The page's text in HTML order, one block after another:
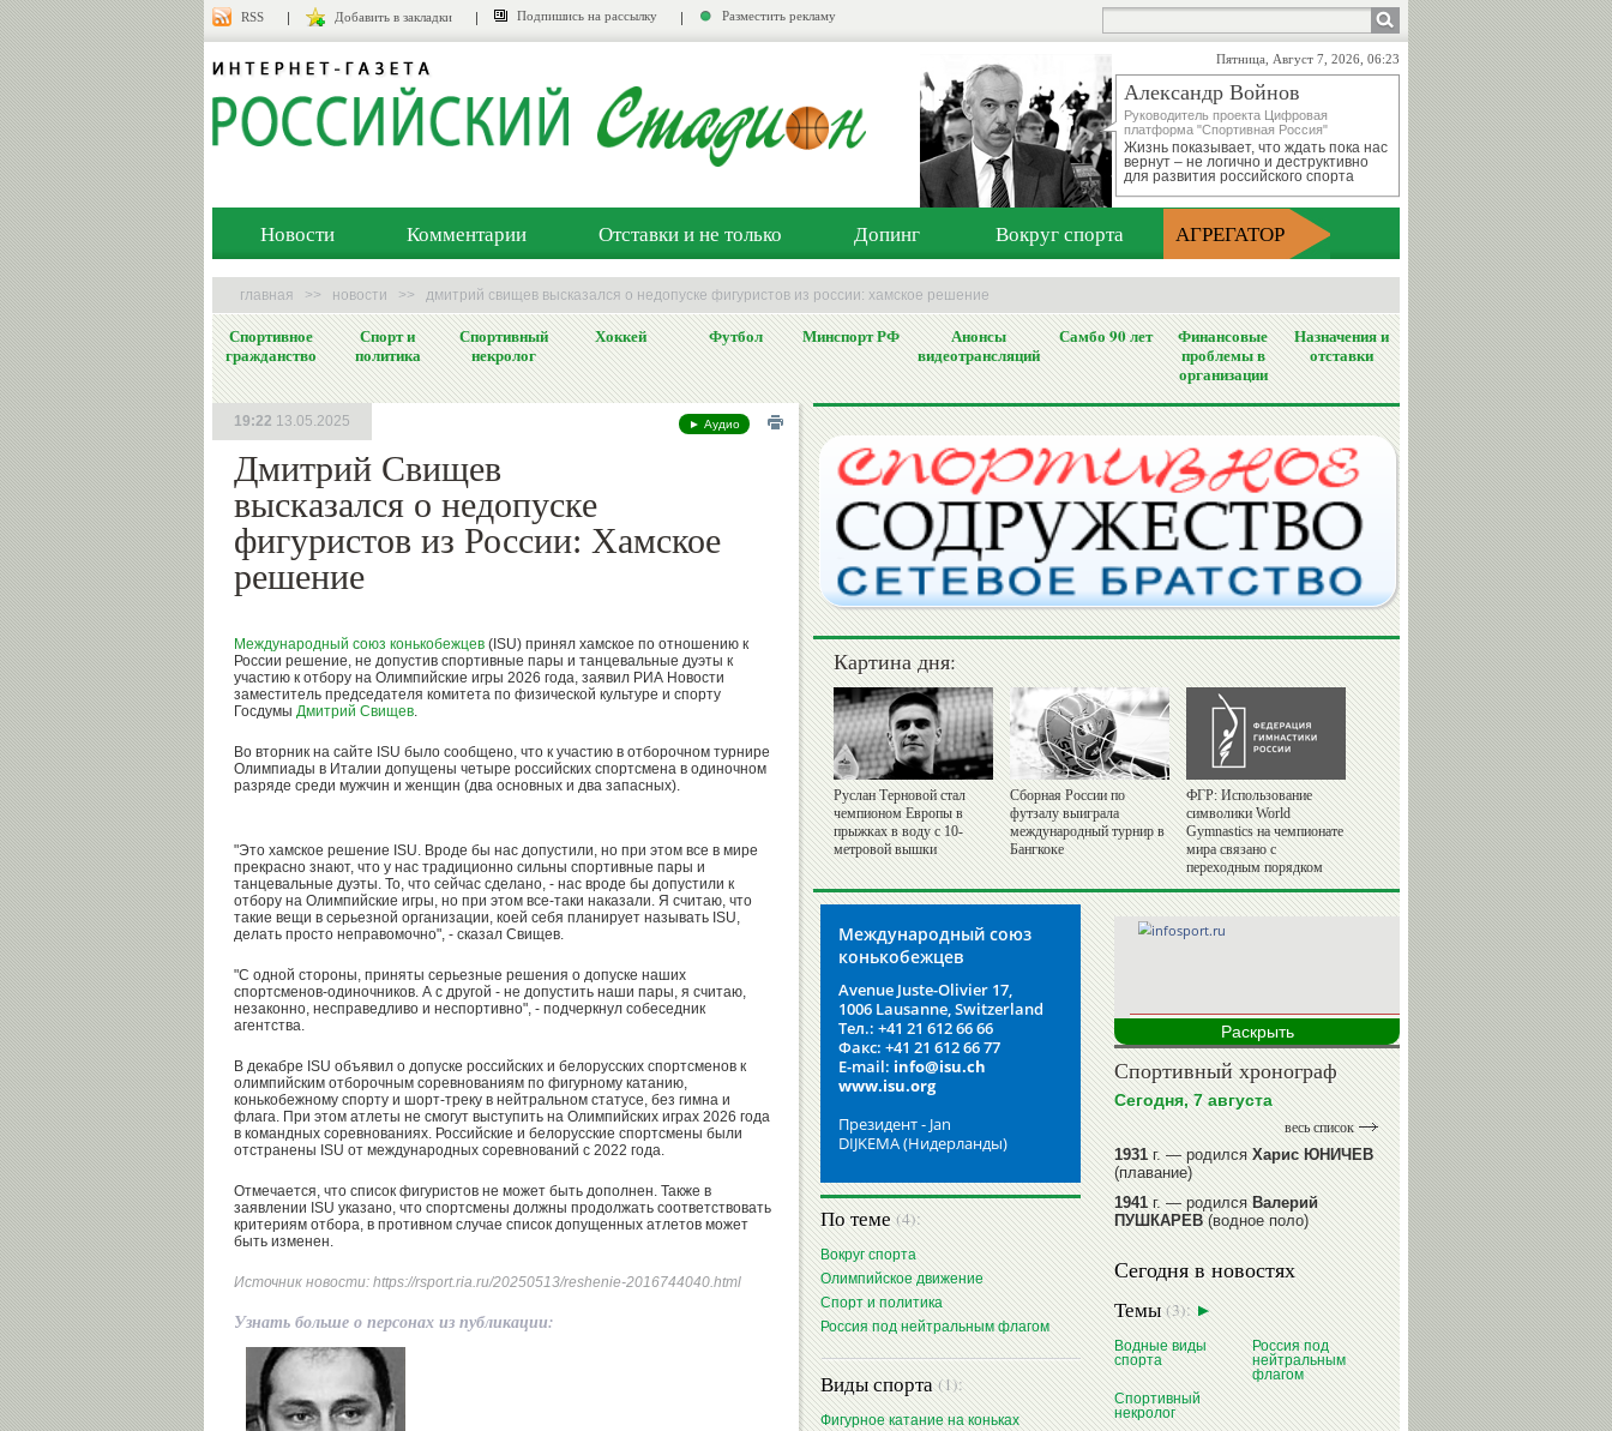
RSS Добавить в закладки Подпишись на рассылку Разместить рекламу
Пятница, Август 7, 2026, 06:23
Александр Войнов
Руководитель проекта Цифровая
платформа "Спортивная Россия"
Жизнь показывает, что ждать пока нас
вернут – не логично и деструктивно
для развития российского спорта
Новости Комментарии Отставки и не только Допинг Вокруг спорта АГРЕГАТОР
главная >> новости >> дмитрий свищев высказался о недопуске фигуристов из россии: хамское решение
Спортивное
гражданство
Спорт и
политика
Спортивный
некролог
Хоккей Футбол Минспорт РФ
Анонсы
видеотрансляций
Самбо 90 лет
Финансовые
проблемы в
организации
Назначения и
отставки
► Аудио
Дмитрий Свищев
высказался о недопуске
фигуристов из России: Хамское
решение
19:22 13.05.2025
Международный союз конькобежцев (ISU) принял хамское по отношению к
России решение, не допустив спортивные пары и танцевальные дуэты к
участию к отбору на Олимпийские игры 2026 года, заявил РИА Новости
заместитель председателя комитета по физической культуре и спорту
Госдумы Дмитрий Свищев.
Во вторник на сайте ISU было сообщено, что к участию в отборочном турнире
Олимпиады в Италии допущены четыре российских спортсмена в одиночном
разряде среди мужчин и женщин (два основных и два запасных).
"Это хамское решение ISU. Вроде бы нас допустили, но при этом все в мире
прекрасно знают, что у нас традиционно сильны спортивные пары и
танцевальные дуэты. То, что сейчас сделано, - нас вроде бы допустили к
отбору на Олимпийские игры, но при этом все-таки наказали. Я считаю, что
такие вещи в серьезной организации, коей себя планирует называть ISU,
делать просто неправомочно", - сказал Свищев.
"С одной стороны, приняты серьезные решения о допуске наших
спортсменов-одиночников. А с другой - не допустить наши пары, я считаю,
незаконно, несправедливо и неспортивно", - подчеркнул собеседник
агентства.
В декабре ISU объявил о допуске российских и белорусских спортсменов к
олимпийским отборочным соревнованиям по фигурному катанию,
конькобежному спорту и шорт-треку в нейтральном статусе, без гимна и
флага. При этом атлеты не смогут выступить на Олимпийских играх 2026 года
в командных соревнованиях. Российские и белорусские спортсмены были
отстранены ISU от международных соревнований с 2022 года.
Отмечается, что список фигуристов не может быть дополнен. Также в
заявлении ISU указано, что спортсмены должны продолжать соответствовать
критериям отбора, в противном случае список допущенных атлетов может
быть изменен.
Источник новости: https://rsport.ria.ru/20250513/reshenie-2016744040.html
Узнать больше о персонах из публикации:
Картина дня:
Руслан Терновой стал
чемпионом Европы в
прыжках в воду с 10-
метровой вышки
Сборная России по
футзалу выиграла
международный турнир в
Бангкоке
ФГР: Использование
символики World
Gymnastics на чемпионате
мира связано с
переходным порядком
Международный союз
конькобежцев
Avenue Juste-Olivier 17,
1006 Lausanne, Switzerland
Тел.: +41 21 612 66 66
Факс: +41 21 612 66 77
E-mail: info@isu.ch
www.isu.org
Президент - Jan
DIJKEMA (Нидерланды)
По теме(4):
Вокруг спорта
Олимпийское движение
Спорт и политика
Россия под нейтральным флагом
Виды спорта(1):
Фигурное катание на коньках
Раскрыть
Спортивный хронограф
Сегодня, 7 августа
весь список
1931г. — родилсяХарис ЮНИЧЕВ
(плавание)
1941г. — родилсяВалерий
ПУШКАРЕВ(водное поло)
1947г. — родилсяВалерий
ИЛЬИНЫХ(гимнастика спортивная)
1954г. — родилсяВалерий
ГАЗЗАЕВ(футбол)
1956г. — родилсяВладимир
РЫБАКОВ(легкая атлетика)
читать далее
Сегодня в новостях
Темы(3):
Водные виды
спорта
Россия под
нейтральным
флагом
Спортивный
некролог